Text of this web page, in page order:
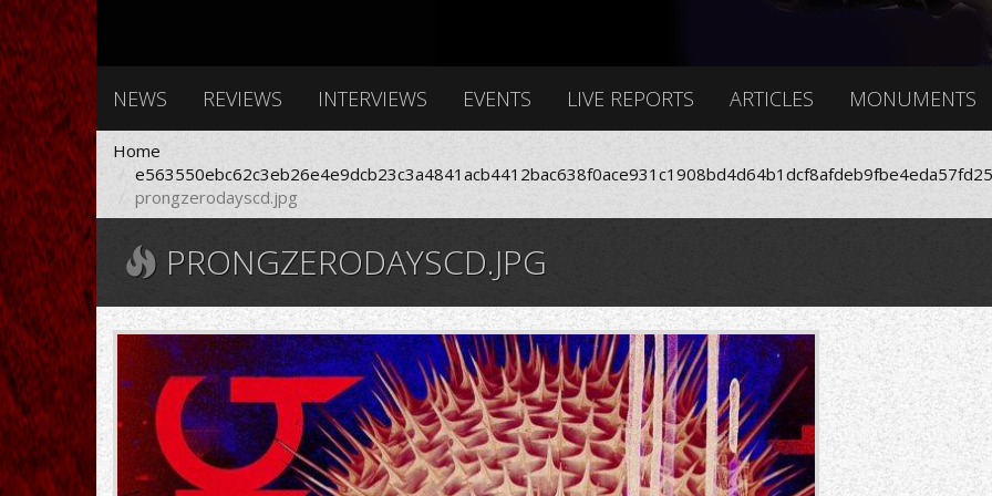
NEWS REVIEWS INTERVIEWS EVENTS LIVE REPORTS ARTICLES MONUMENTS
Home
prongzerodayscd.jpg
PRONGZERODAYSCD.JPG